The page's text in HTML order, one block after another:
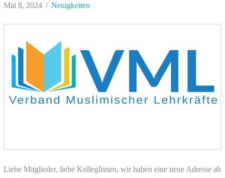
Mai 8, 2024 Neuigkeiten
Liebe Mitglieder, liebe KollegInnen, wir haben eine neue Adresse ab